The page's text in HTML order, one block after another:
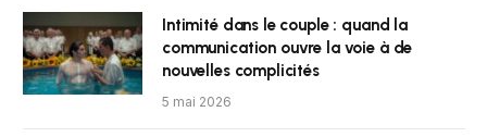
Intimité dans le couple : quand la
communication ouvre la voie à de
nouvelles complicités
5 mai 2026